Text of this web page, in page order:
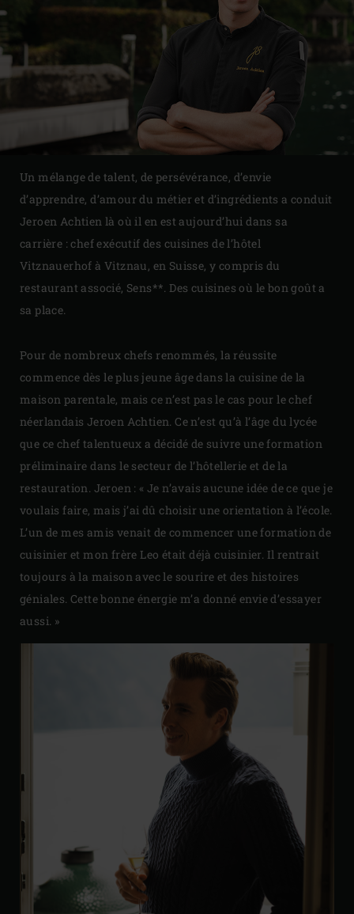
Un mélange de talent, de persévérance, d’envie
d’apprendre, d’amour du métier et d’ingrédients a conduit
Jeroen Achtien là où il en est aujourd’hui dans sa
carrière : chef exécutif des cuisines de l’hôtel
Vitznauerhof à Vitznau, en Suisse, y compris du
restaurant associé, Sens**. Des cuisines où le bon goût a
sa place.
Pour de nombreux chefs renommés, la réussite
commence dès le plus jeune âge dans la cuisine de la
maison parentale, mais ce n’est pas le cas pour le chef
néerlandais Jeroen Achtien. Ce n’est qu’à l’âge du lycée
que ce chef talentueux a décidé de suivre une formation
préliminaire dans le secteur de l’hôtellerie et de la
restauration. Jeroen : « Je n’avais aucune idée de ce que je
voulais faire, mais j’ai dû choisir une orientation à l’école.
L’un de mes amis venait de commencer une formation de
cuisinier et mon frère Leo était déjà cuisinier. Il rentrait
toujours à la maison avec le sourire et des histoires
géniales. Cette bonne énergie m’a donné envie d’essayer
aussi. »